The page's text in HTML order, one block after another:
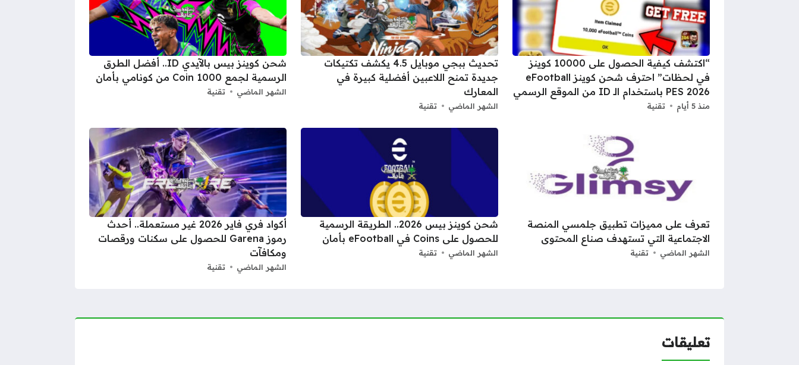
“اكتشف كيفية الحصول على 10000 كوينز
في لحظات” احترف شحن كوينز eFootball
PES 2026 باستخدام الـ ID من الموقع الرسمي
منذ 5 أيام تقنية
تحديث ببجي موبايل 4.5 يكشف تكتيكات
جديدة تمنح اللاعبين أفضلية كبيرة في
المعارك
الشهر الماضي تقنية
شحن كوينز بيس بالآيدي ID.. أفضل الطرق
الرسمية لجمع 1000 Coin من كونامي بأمان
الشهر الماضي تقنية
تعرف على مميزات تطبيق جلمسي المنصة
الاجتماعية التي تستهدف صناع المحتوى
الشهر الماضي تقنية
شحن كوينز بيس 2026.. الطريقة الرسمية
للحصول على Coins في eFootball بأمان
الشهر الماضي تقنية
أكواد فري فاير 2026 غير مستعملة.. أحدث
رموز Garena للحصول على سكنات ورقصات
ومكافآت
الشهر الماضي تقنية
تعليقات